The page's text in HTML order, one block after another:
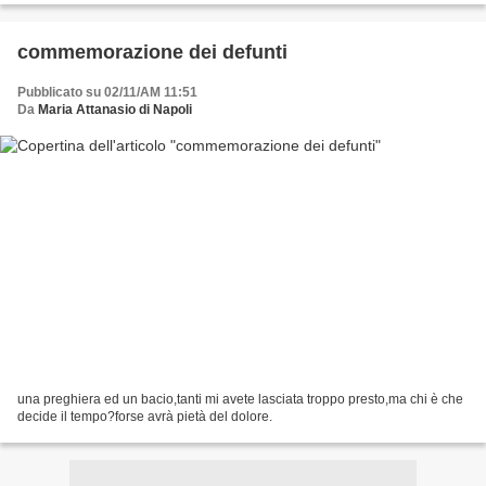
commemorazione dei defunti
Pubblicato su 02/11/AM 11:51
Da Maria Attanasio di Napoli
una preghiera ed un bacio,tanti mi avete lasciata troppo presto,ma chi è che
decide il tempo?forse avrà pietà del dolore.